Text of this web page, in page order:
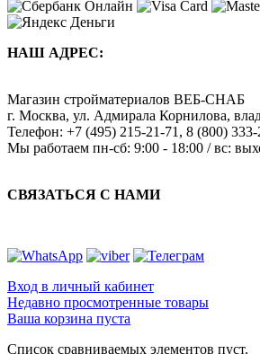
НАШ АДРЕС:
Магазин стройматериалов ВЕБ-СНАБ
г. Москва, ул. Адмирала Корнилова,
Телефон: +7 (495) 215-21-71 , 8 (800) 333-
Мы работаем пн-сб: 9:00 - 18:00 / вс:
СВЯЗАТЬСЯ С НАМИ
Вход в личный кабинет
Недавно просмотренные товары
Ваша корзина пуста
Список сравниваемых элементов пуст.